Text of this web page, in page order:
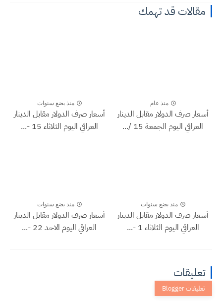
مقالات قد تهمك
منذ عام
أسعار صرف الدولار مقابل الدينار
العراقي اليوم الجمعة 15 /...
منذ بضع سنوات
أسعار صرف الدولار مقابل الدينار
العراقي اليوم الثلاثاء 15 -...
منذ بضع سنوات
أسعار صرف الدولار مقابل الدينار
العراقي اليوم الثلاثاء 1 -...
منذ بضع سنوات
أسعار صرف الدولار مقابل الدينار
العراقي اليوم الاحد 22 -...
تعليقات